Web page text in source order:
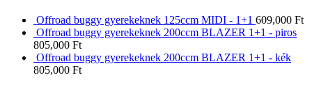
Offroad buggy gyerekeknek 125ccm MIDI - 1+1 609,000 Ft
Offroad buggy gyerekeknek 200ccm BLAZER 1+1 - piros
805,000 Ft
Offroad buggy gyerekeknek 200ccm BLAZER 1+1 - kék
805,000 Ft